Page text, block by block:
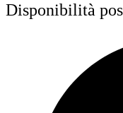
Disponibilità